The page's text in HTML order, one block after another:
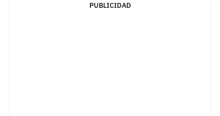
PUBLICIDAD